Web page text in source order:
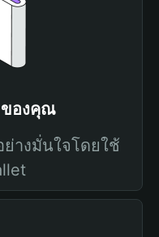
ของคุณ
างมั่นใจโดยใช้